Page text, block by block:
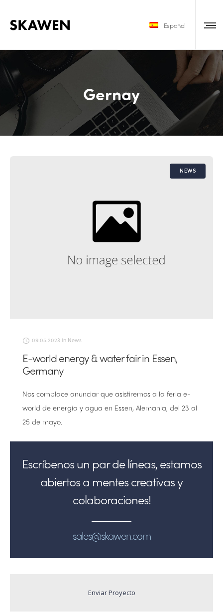
Español
Gernay
NEWS
09.05.2023 in News
E-world energy & water fair in Essen,
Germany
Nos complace anunciar que asistiremos a la feria e-
world de energía y agua en Essen, Alemania, del 23 al
25 de mayo.
Escríbenos un par de líneas, estamos
abiertos a mentes creativas y
colaboraciones!
sales@skawen.com
Enviar Proyecto